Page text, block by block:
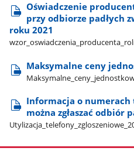
Oświadczenie
przy odbiorze padłych
roku 2021
Maksymalne ceny
Informacja o
można zgłaszać odbiór